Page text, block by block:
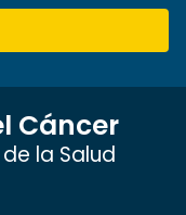
Cáncer
la Salud